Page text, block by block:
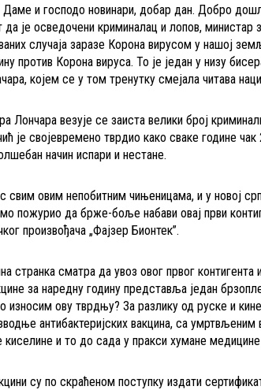
Даме и господо новинари, добар дан. Добро
да је осведочени криминалац и лопов,
случаја заразе Корона вирусом у нашој
против Корона вируса. То је један у низу
којем се у том тренутку смејала читава
Лончара везује се заиста велики број
је својевремено тврдио како сваке године
начин испари и нестане.
свим овим непобитним чињеницама, и у новој
пожурио да брже-боље набави овај први
произвођача „Фајзер Бионтек”.
странка сматра да увоз овог првог
за наредну годину представља један
износим ову тврдњу? За разлику од руске и
антибактеријских вакцина, са
киселине и то до сада у пракси хумане медицине
су по скраћеном поступку издати